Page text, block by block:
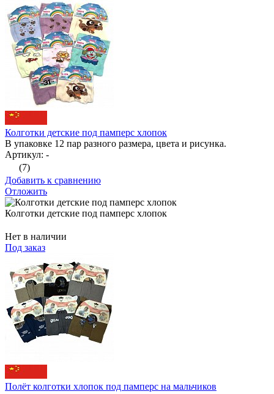
Колготки детские под памперс хлопок
В упаковке 12 пар разного размера, цвета и рисунка.
Артикул: -
(7)
Добавить к сравнению
Отложить
Колготки детские под памперс хлопок
Нет в наличии
Под заказ
Полёт колготки хлопок под памперс на мальчиков